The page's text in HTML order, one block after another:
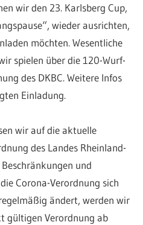
wir den 23. Karlsberg Cup,
wieder ausrichten,
möchten. Wesentliche
spielen über die 120-Wurf-
des DKBC. Weitere Infos
Einladung.
wir auf die aktuelle
des Landes Rheinland-
und
Corona-Verordnung sich
ändert, werden wir
gültigen Verordnung ab